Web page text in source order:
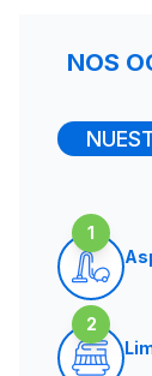
NOS
1
2